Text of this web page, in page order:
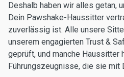
Deshalb haben wir alles getan,
Dein Pawshake-Haussitter
zuverlässig ist. Alle unsere
unserem engagierten Trust &
geprüft, und manche Haussitter
Führungszeugnisse, die sie mit